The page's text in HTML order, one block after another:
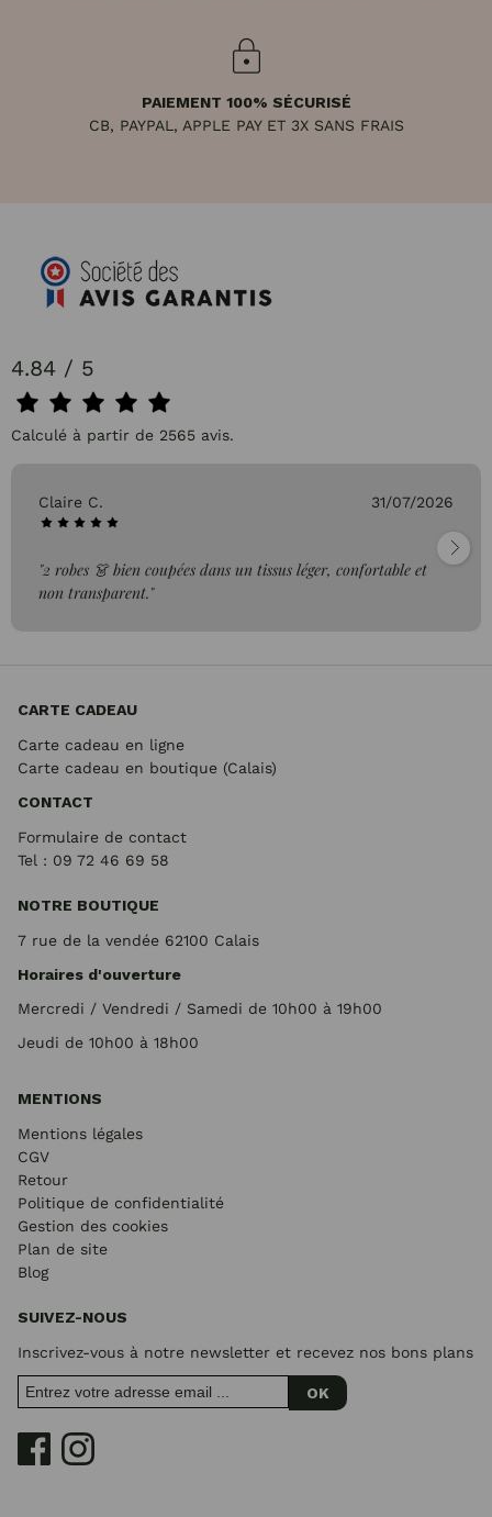
PAIEMENT 100% SÉCURISÉ
CB, PAYPAL, APPLE PAY ET 3X SANS FRAIS
4.84 / 5
Calculé à partir de 2565 avis.
Claire C. 31/07/2026
"2 robes 👗 bien coupées dans un tissus léger, confortable et
non transparent."
CARTE CADEAU
Carte cadeau en ligne
Carte cadeau en boutique (Calais)
CONTACT
Formulaire de contact
Tel : 09 72 46 69 58
NOTRE BOUTIQUE
7 rue de la vendée 62100 Calais
Horaires d'ouverture
Mercredi / Vendredi / Samedi de 10h00 à 19h00
Jeudi de 10h00 à 18h00
MENTIONS
Mentions légales
CGV
Retour
Politique de confidentialité
Gestion des cookies
Plan de site
Blog
SUIVEZ-NOUS
Inscrivez-vous à notre newsletter et recevez nos bons plans
OK